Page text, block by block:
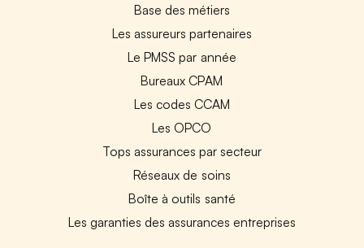
Base des métiers
Les assureurs partenaires
Le PMSS par année
Bureaux CPAM
Les codes CCAM
Les OPCO
Tops assurances par secteur
Réseaux de soins
Boîte à outils santé
Les garanties des assurances entreprises